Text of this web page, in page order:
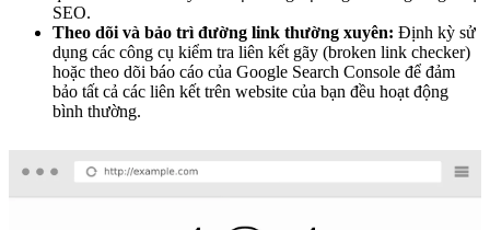
SEO.
Theo dõi và bảo trì đường link thường xuyên: Định kỳ sử
dụng các công cụ kiểm tra liên kết gãy (broken link checker)
hoặc theo dõi báo cáo của Google Search Console để đảm
bảo tất cả các liên kết trên website của bạn đều hoạt động
bình thường.